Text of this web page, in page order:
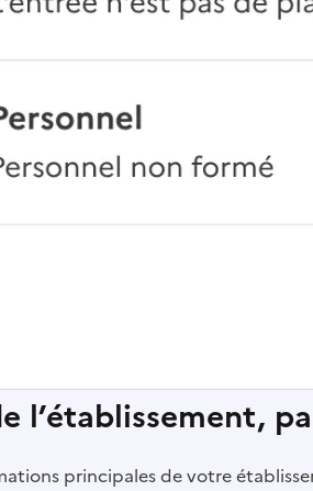
l’établissement,
principales de votre